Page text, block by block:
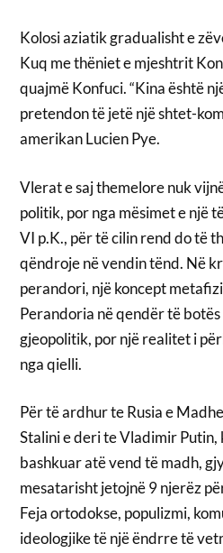
Kolosi aziatik gradualisht e
Kuq me thëniet e mjeshtrit
quajmë Konfuci. “Kina është
pretendon të jetë një shtet-
amerikan Lucien Pye.
Vlerat e saj themelore nuk
politik, por nga mësimet e një
VI p.K., për të cilin rend do të
qëndroje në vendin tënd. Në
perandori, një koncept
Perandoria në qendër të
gjeopolitik, por një realitet i
nga qielli.
Për të ardhur te Rusia e
Stalini e deri te Vladimir
bashkuar atë vend të madh,
mesatarisht jetojnë 9 njerëz
Feja ortodokse, populizmi,
ideologjike të një ëndrre të